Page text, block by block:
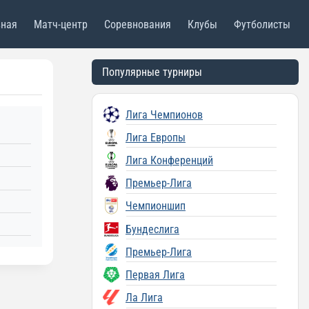
Матч-центр Соревнования Клубы Футболисты
Популярные турниры
Лига Чемпионов
Лига Европы
Лига Конференций
Премьер-Лига
Чемпионшип
Бундеслига
Премьер-Лига
Первая Лига
Ла Лига